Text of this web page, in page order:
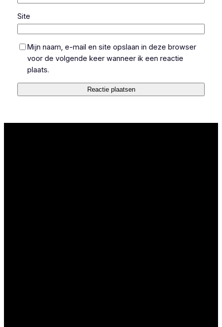
Site
Mijn naam, e-mail en site opslaan in deze browser
voor de volgende keer wanneer ik een reactie
plaats.